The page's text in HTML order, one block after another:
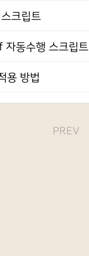
크립트
동수행 스크립트
용 방법
PREV